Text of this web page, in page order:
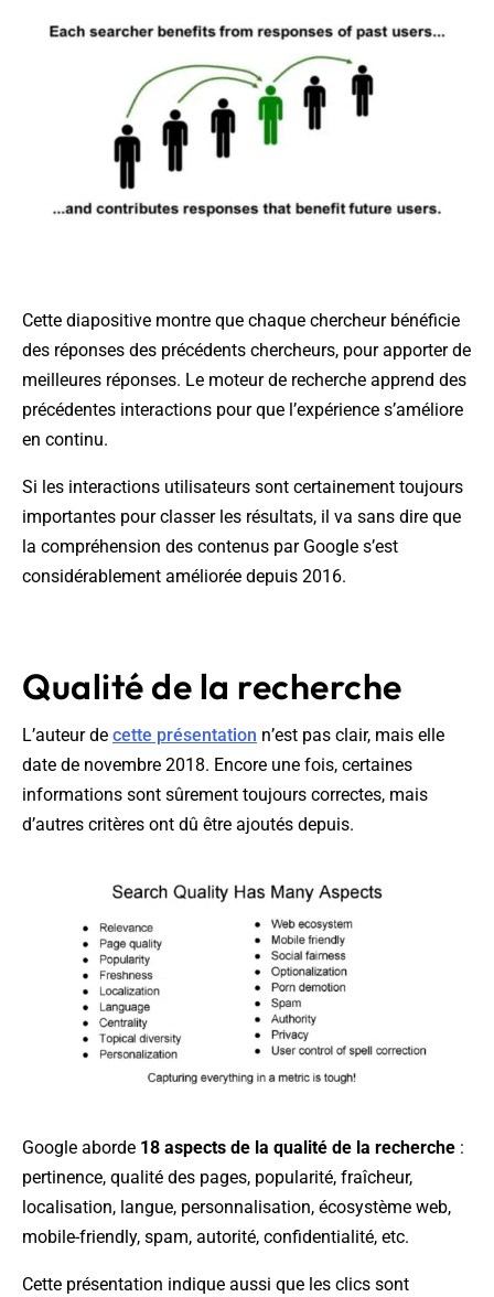
Cette diapositive montre que chaque chercheur bénéficie
des réponses des précédents chercheurs, pour apporter de
meilleures réponses. Le moteur de recherche apprend des
précédentes interactions pour que l’expérience s’améliore
en continu.
Si les interactions utilisateurs sont certainement toujours
importantes pour classer les résultats, il va sans dire que
la compréhension des contenus par Google s’est
considérablement améliorée depuis 2016.
Qualité de la recherche
L’auteur de cette présentation n’est pas clair, mais elle
date de novembre 2018. Encore une fois, certaines
informations sont sûrement toujours correctes, mais
d’autres critères ont dû être ajoutés depuis.
Google aborde 18 aspects de la qualité de la recherche :
pertinence, qualité des pages, popularité, fraîcheur,
localisation, langue, personnalisation, écosystème web,
mobile-friendly, spam, autorité, confidentialité, etc.
Cette présentation indique aussi que les clics sont